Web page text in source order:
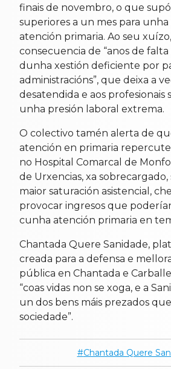
finais de novembro, o que
superiores a un mes para
atención primaria. Ao seu
consecuencia de “anos de
dunha xestión deficiente por
administracións”, que deixa a
desatendida e aos profesionais
unha presión laboral extrema.
O colectivo tamén alerta de
atención en primaria
no Hospital Comarcal de
de Urxencias, xa
maior saturación asistencial,
provocar ingresos que
cunha atención primaria en
Chantada Quere Sanidade,
creada para a defensa e
pública en Chantada e
“coas vidas non se xoga, e a
un dos bens máis prezados
sociedade”.
Chantada Quere